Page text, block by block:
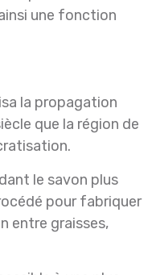
une fonction
la propagation
que la région de
le savon plus
pour fabriquer
entre graisses,